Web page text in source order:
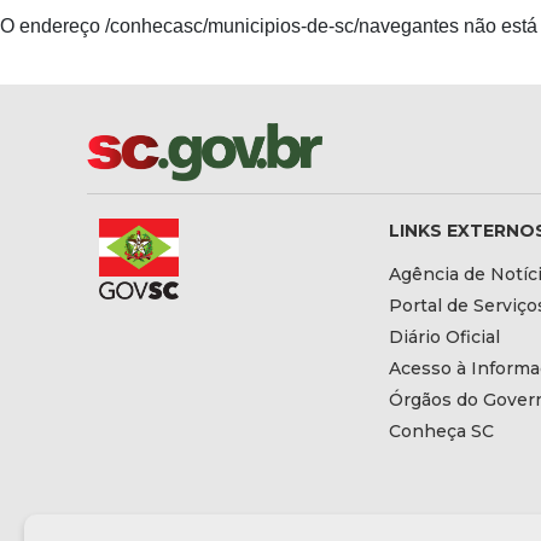
O endereço /conhecasc/municipios-de-sc/navegantes não
LINKS
Agência de
Portal de
Diário Oficial
Acesso à
Órgãos do
Conheça SC